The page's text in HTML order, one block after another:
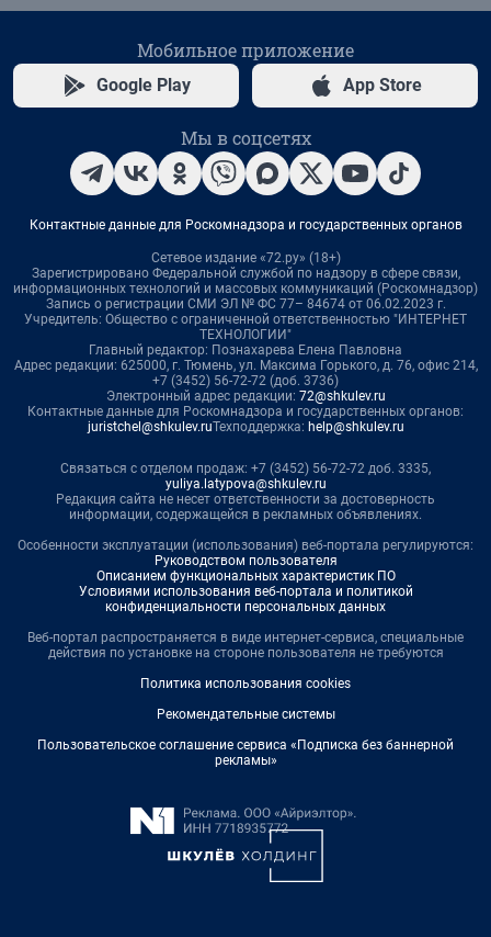
Мобильное приложение
Google Play App Store
Мы в соцсетях
Контактные данные для Роскомнадзора и государственных органов
Сетевое издание «72.ру» (18+)
Зарегистрировано Федеральной службой по надзору в сфере связи,
информационных технологий и массовых коммуникаций (Роскомнадзор)
Запись о регистрации СМИ ЭЛ № ФС 77– 84674 от 06.02.2023 г.
Учредитель: Общество с ограниченной ответственностью "ИНТЕРНЕТ
ТЕХНОЛОГИИ"
Главный редактор: Познахарева Елена Павловна
Адрес редакции: 625000, г. Тюмень, ул. Максима Горького, д. 76, офис 214,
+7 (3452) 56-72-72 (доб. 3736)
Электронный адрес редакции: 72@shkulev.ru
Контактные данные для Роскомнадзора и государственных органов:
juristchel@shkulev.ruТехподдержка: help@shkulev.ru
Связаться с отделом продаж: +7 (3452) 56-72-72 доб. 3335,
yuliya.latypova@shkulev.ru
Редакция сайта не несет ответственности за достоверность
информации, содержащейся в рекламных объявлениях.
Особенности эксплуатации (использования) веб-портала регулируются:
Руководством пользователя
Описанием функциональных характеристик ПО
Условиями использования веб-портала и политикой
конфиденциальности персональных данных
Веб-портал распространяется в виде интернет-сервиса, специальные
действия по установке на стороне пользователя не требуются
Политика использования cookies
Рекомендательные системы
Пользовательское соглашение сервиса «Подписка без баннерной
рекламы»